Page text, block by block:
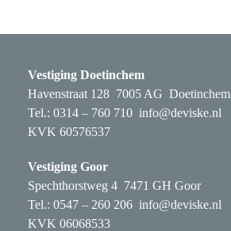
Vestiging Doetinchem
Havenstraat 128 7005 AG Doetinchem
Tel.: 0314 – 760 710 info@deviske.nl
KVK 60576537
Vestiging Goor
Spechthorstweg 4 7471 GH Goor
Tel.: 0547 – 260 206 info@deviske.nl
KVK 06068533